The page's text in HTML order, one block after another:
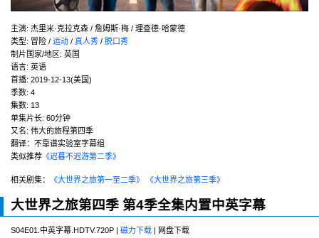
主演: 杰里米·克拉克森 / 詹姆斯·梅 / 理查德·哈蒙德
类型: 冒险 / 运动 / 真人秀 / 脱口秀
制片国家/地区: 英国
语言: 英语
首播: 2019-12-13(美国)
季数: 4
集数: 13
单集片长: 60分钟
又名: 伟大的旅程第四季
翻译：不靠谱实验室字幕组
类似推荐 《迟暮不迟游第二季》
相关剧集： 《大世界之旅第一至二季》 《大世界之旅第三季》
大世界之旅第四季 第4季全集内置中英字幕
S04E01.中英字幕.HDTV.720P | 磁力下载 | 网盘下载